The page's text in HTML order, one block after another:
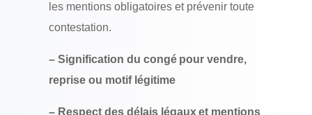
les mentions obligatoires et prévenir toute
contestation.
– Signification du congé pour vendre,
reprise ou motif légitime
– Respect des délais légaux et mentions